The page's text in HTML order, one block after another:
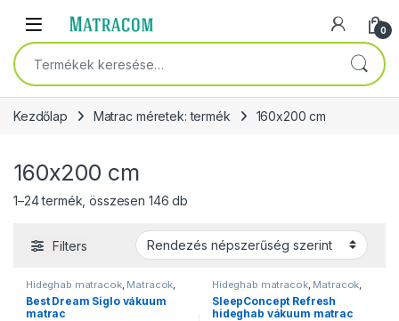
Open 0
Keresés a következőre:
Kezdőlap Matrac méretek: termék 160x200 cm
160x200 cm
1–24 termék, összesen 146 db
Filters
Hideghab matracok, Matracok,
Ortopéd matracok Szivacs
matracok,Vákuum matracok
Best Dream Siglo vákuum
matrac
Hideghab matracok, Matracok,
Ortopéd matracok Szivacs
matracok,Vákuum matracok
SleepConcept Refresh
hideghab vákuum matrac